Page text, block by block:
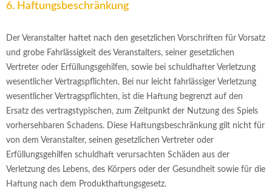
6. Haftungsbeschränkung
Der Veranstalter haftet nach den gesetzlichen Vorschriften für Vorsatz
und grobe Fahrlässigkeit des Veranstalters, seiner gesetzlichen
Vertreter oder Erfüllungsgehilfen, sowie bei schuldhafter Verletzung
wesentlicher Vertragspflichten. Bei nur leicht fahrlässiger Verletzung
wesentlicher Vertragspflichten, ist die Haftung begrenzt auf den
Ersatz des vertragstypischen, zum Zeitpunkt der Nutzung des Spiels
vorhersehbaren Schadens. Diese Haftungsbeschränkung gilt nicht für
von dem Veranstalter, seinen gesetzlichen Vertreter oder
Erfüllungsgehilfen schuldhaft verursachten Schäden aus der
Verletzung des Lebens, des Körpers oder der Gesundheit sowie für die
Haftung nach dem Produkthaftungsgesetz.